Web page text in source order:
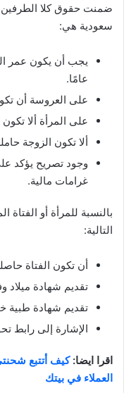
ضمنت حقوق كلا
سعودية هي:
عامًا.
على العروسة أن تكون
على المرأة ألا
ألا تكون الزوجة
وجود تصريح يؤكد
غرامات مالية.
بالنسبة للمرأة أو
التالية:
أن تكون الفتاة
تقديم شهادة ميلاد
تقديم شهادة طبية
الإشارة إلى رابط
اقرا ايضا:كيف أتتبع
العملاء في بيتك